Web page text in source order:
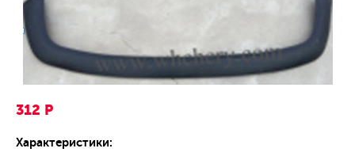
312 Р
Характеристики: